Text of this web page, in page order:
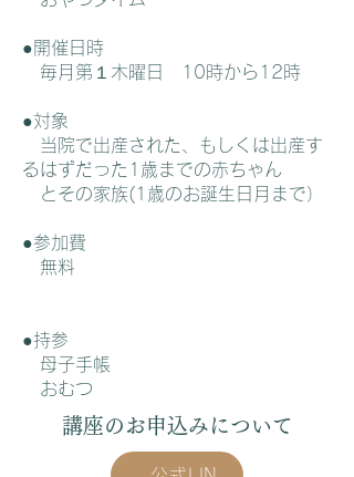
●開催日時
毎月第１木曜日 10時から12時
●対象
当院で出産された、もしくは出産す
るはずだった1歳までの赤ちゃん
とその家族(1歳のお誕生日月まで）
●参加費
無料
●持参
母子手帳
おむつ
講座のお申込みについて